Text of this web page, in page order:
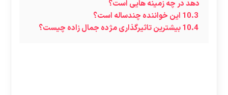
دهد در چه زمینه هایی است؟
10.3 این خواننده چندساله است؟
10.4بیشترین تاثیرگذاری مژده جمال زاده چیست؟